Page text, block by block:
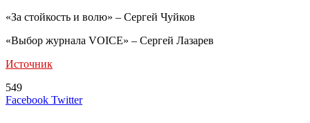
«За стойкость и волю» – Сергей Чуйков
«Выбор журнала VOICE» – Сергей Лазарев
Источник
549
Facebook TwitterLinkedIn
Tumblr
Reddit
Вконтакте
Одноклассники
Skype
Messenger
Messenger
WhatsApp
Telegram
Viber
Line
Поделиться
Печатать